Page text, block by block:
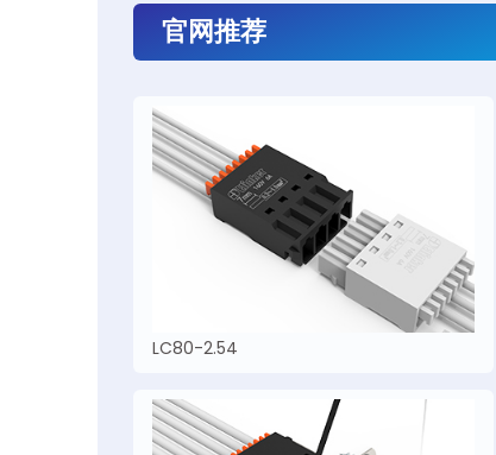
官网推荐
LC80-2.54